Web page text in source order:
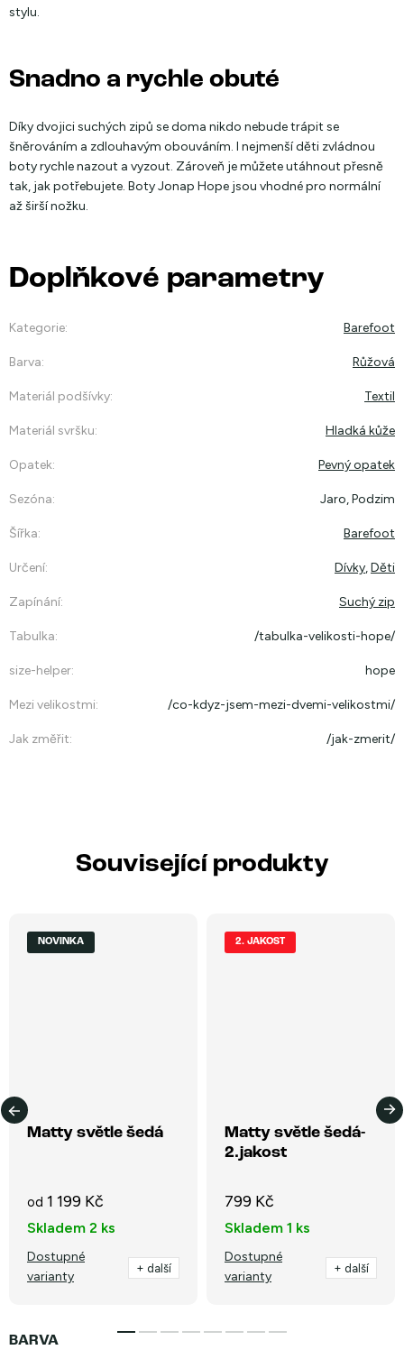
stylu.
Snadno a rychle obuté
Díky dvojici suchých zipů se doma nikdo nebude trápit se
šněrováním a zdlouhavým obouváním. I nejmenší děti zvládnou
boty rychle nazout a vyzout. Zároveň je můžete utáhnout přesně
tak, jak potřebujete. Boty Jonap Hope jsou vhodné pro normální
až širší nožku.
Doplňkové parametry
Kategorie: Barefoot
Barva: Růžová
Materiál podšívky: Textil
Materiál svršku: Hladká kůže
Opatek: Pevný opatek
Sezóna: Jaro, Podzim
Šířka: Barefoot
Určení: Dívky,Děti
Zapínání: Suchý zip
Tabulka: /tabulka-velikosti-hope/
size-helper: hope
Mezi velikostmi: /co-kdyz-jsem-mezi-dvemi-velikostmi/
Jak změřit: /jak-zmerit/
Související produkty
NOVINKA
Matty světle šedá
od 1 199 Kč
Skladem 2 ks
Dostupné
varianty
+ další
2. JAKOST
Matty světle šedá-
2.jakost
799 Kč
Skladem 1 ks
Dostupné
varianty
+ další